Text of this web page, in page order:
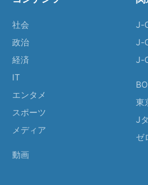
社会
政治
経済
IT
エンタメ
スポーツ
メディア
動画
J-
J-
J-
東
J
ゼ